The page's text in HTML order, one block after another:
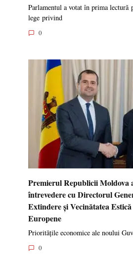
Parlamentul a votat în prima lectură
lege privind
0
Premierul Republicii Moldova
întrevedere cu Directorul
Extindere și Vecinătatea
Europene
Prioritățile economice ale noului
0